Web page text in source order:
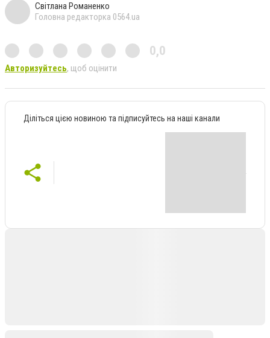
Світлана Романенко
Головна редакторка 0564.ua
0,0
Авторизуйтесь, щоб оцінити
Діліться цією новиною та підписуйтесь на наші канали